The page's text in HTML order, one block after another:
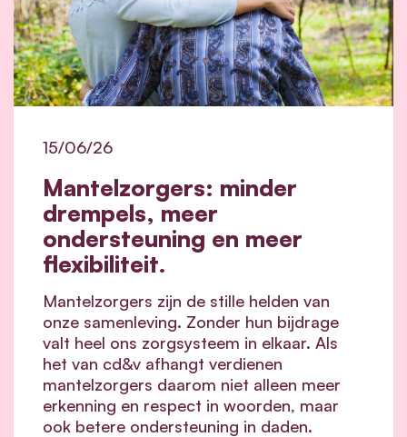
Mantelzorgers: minder
drempels, meer
ondersteuning en meer
flexibiliteit.
15/06/26
Mantelzorgers zijn de stille helden van
onze samenleving. Zonder hun bijdrage
valt heel ons zorgsysteem in elkaar. Als
het van cd&v afhangt verdienen
mantelzorgers daarom niet alleen meer
erkenning en respect in woorden, maar
ook betere ondersteuning in daden.